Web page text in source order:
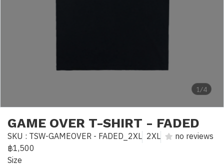
1/4
GAME OVER T-SHIRT - FADED
SKU : TSW-GAMEOVER - FADED_2XL 2XL
no reviews
฿1,500
Size